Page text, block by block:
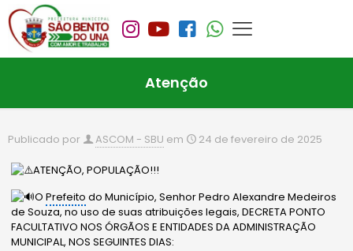
Atenção
Publicado por ASCOM - SBU em 24 de fevereiro de 2025
ATENÇÃO, POPULAÇÃO!!!
OPrefeito do Município, Senhor Pedro Alexandre Medeiros
de Souza, no uso de suas atribuições legais, DECRETA PONTO
FACULTATIVO NOS ÓRGÃOS E ENTIDADES DA ADMINISTRAÇÃO
MUNICIPAL, NOS SEGUINTES DIAS: